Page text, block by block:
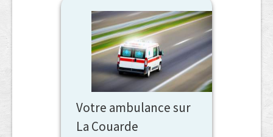
Votre ambulance sur
La Couarde